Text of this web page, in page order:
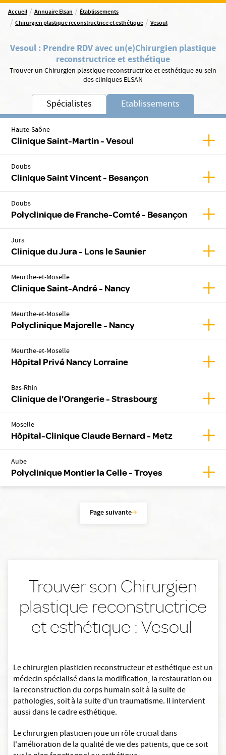
Accueil / Annuaire Elsan / Établissements
/ Chirurgien plastique reconstructrice et esthétique / Vesoul
Vesoul : Prendre RDV avec un(e)Chirurgien plastique
reconstructrice et esthétique
Trouver un Chirurgien plastique reconstructrice et esthétique au sein
des cliniques ELSAN
Spécialistes Etablissements
Haute-Saône
Clinique Saint-Martin - Vesoul
Doubs
Clinique Saint Vincent - Besançon
Doubs
Polyclinique de Franche-Comté - Besançon
Jura
Clinique du Jura - Lons le Saunier
Meurthe-et-Moselle
Clinique Saint-André - Nancy
Meurthe-et-Moselle
Polyclinique Majorelle - Nancy
Meurthe-et-Moselle
Hôpital Privé Nancy Lorraine
Bas-Rhin
Clinique de l'Orangerie - Strasbourg
Moselle
Hôpital-Clinique Claude Bernard - Metz
Aube
Polyclinique Montier la Celle - Troyes
Page suivante
Trouver son Chirurgien
plastique reconstructrice
et esthétique : Vesoul
Le chirurgien plasticien reconstructeur et esthétique est un
médecin spécialisé dans la modification, la restauration ou
la reconstruction du corps humain soit à la suite de
pathologies, soit à la suite d’un traumatisme. Il intervient
aussi dans le cadre esthétique.
Le chirurgien plasticien joue un rôle crucial dans
l'amélioration de la qualité de vie des patients, que ce soit